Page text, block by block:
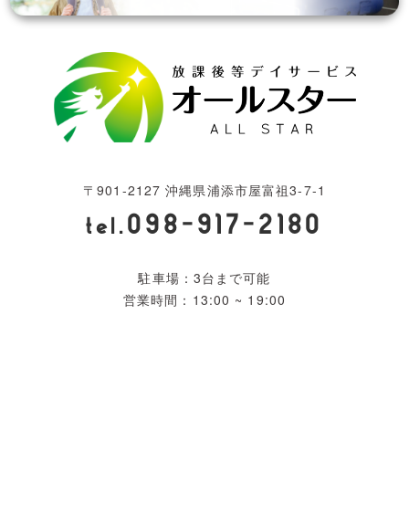
〒901-2127 沖縄県浦添市屋富祖3-7-1
tel.098-917-2180
駐車場：3台まで可能
営業時間：13:00 ~ 19:00